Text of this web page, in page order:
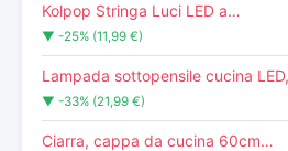
Kolpop Stringa Luci LED a…
▼ -25% (11,99 €)
Lampada sottopensile cucina
▼ -33% (21,99 €)
Ciarra, cappa da cucina 60cm…